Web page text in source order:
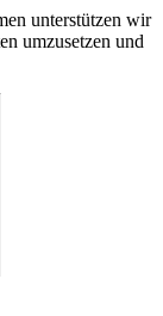
unterstützen wir
umzusetzen und